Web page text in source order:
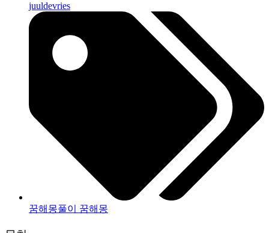
juuldevries
꿈해몽풀이 꿈해몽